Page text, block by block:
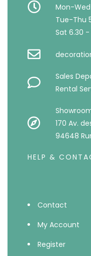
Mon-
Tue-Thu
Sat 6.30 -
Sales
Rental
170 Av.
94648
HELP &
Contact
My Account
Register